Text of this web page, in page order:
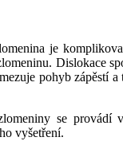
je
Dislokace
pohyb zápěstí a
se provádí
vyšetření.